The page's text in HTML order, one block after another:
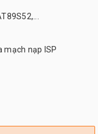
mạch nạp ISP